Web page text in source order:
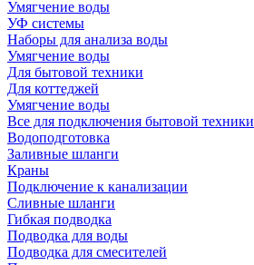
Умягчение воды
УФ системы
Наборы для анализа воды
Умягчение воды
Для бытовой техники
Для коттеджей
Умягчение воды
Все для подключения бытовой техники
Водоподготовка
Заливные шланги
Краны
Подключение к канализации
Сливные шланги
Гибкая подводка
Подводка для воды
Подводка для смесителей